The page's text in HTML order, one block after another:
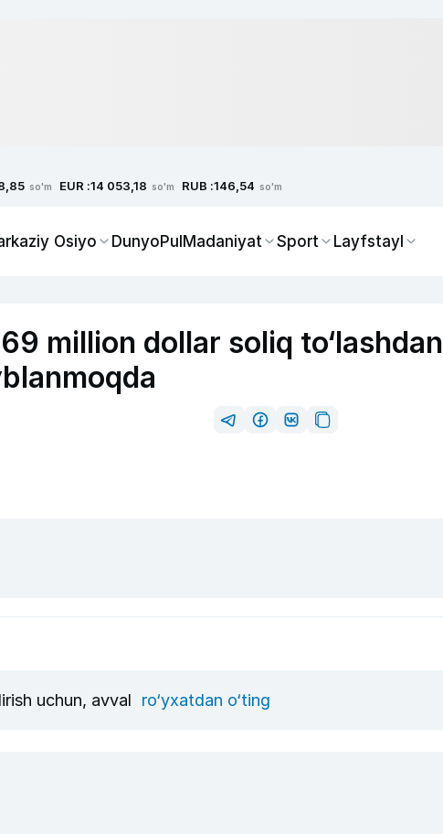
so'm EUR :14 053,18 so'm RUB :146,54 so'm
Osiyo DunyoPulMadaniyat Sport Layfstayl
million dollar soliq to‘lashdan
uchun, avval ro‘yxatdan o‘ting